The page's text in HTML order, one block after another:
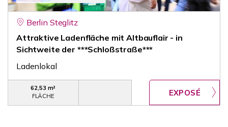
Berlin Steglitz
Attraktive Ladenfläche mit Altbauflair - in
Sichtweite der ***Schloßstraße***
Ladenlokal
62,53 m²
FLÄCHE